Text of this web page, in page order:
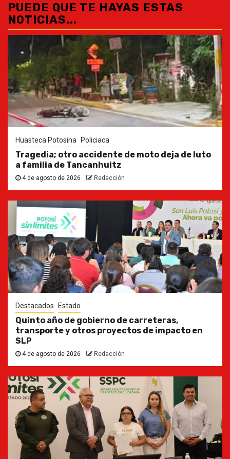
PUEDE QUE TE HAYAS ESTAS
NOTICIAS...
Huasteca Potosina Policiaca
Tragedia; otro accidente de moto deja de luto
a familia de Tancanhuitz
4 de agosto de 2026 Redacción
Destacados Estado
Quinto año de gobierno de carreteras,
transporte y otros proyectos de impacto en
SLP
4 de agosto de 2026 Redacción